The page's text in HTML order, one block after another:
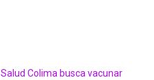
Salud Colima busca vacunar